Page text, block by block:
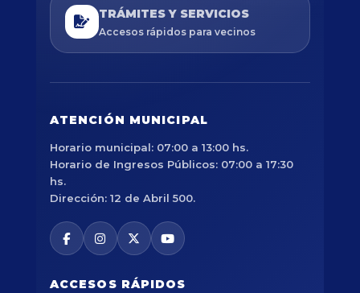
TRÁMITES Y SERVICIOS
Accesos rápidos para vecinos
ATENCIÓN MUNICIPAL
Horario municipal: 07:00 a 13:00 hs.
Horario de Ingresos Públicos: 07:00 a 17:30
hs.
Dirección: 12 de Abril 500.
ACCESOS RÁPIDOS